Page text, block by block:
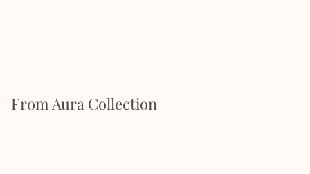
From Aura Collection